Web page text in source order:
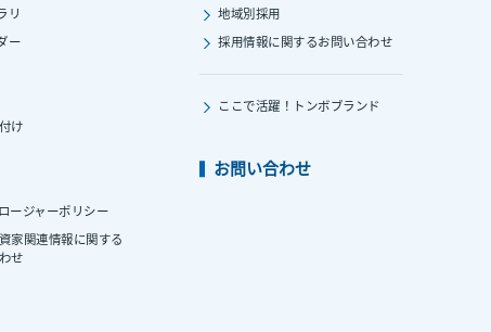
リ
ー
け
ージャーポリシー
家関連情報に関する
せ
地域別採用
採用情報に関するお問い合わせ
ここで活躍！ トンボブランド
お問い合わせ